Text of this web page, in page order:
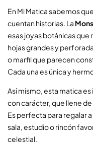
En Mi Matica sabemos
cuentan historias. La
esas joyas botánicas que
hojas grandes y
o marfil que parecen
Cada una es única y
Así mismo, esta matica
con carácter, que llene
Es perfecta para regalar
sala, estudio o rincón
celestial.